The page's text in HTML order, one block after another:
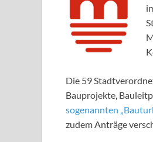
Die 59
Bauprojekte,
sogenannten
zudem Anträge